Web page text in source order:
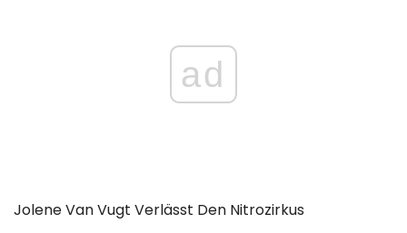
ad
Jolene Van Vugt Verlässt Den Nitrozirkus